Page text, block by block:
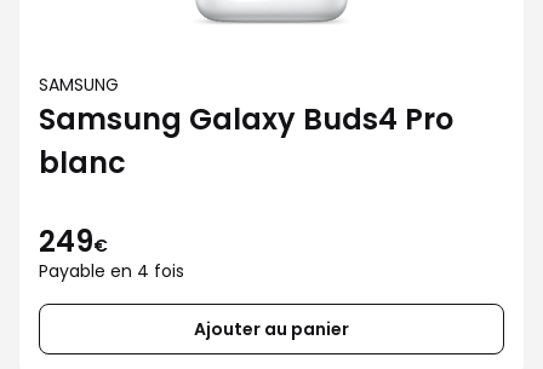
SAMSUNG
Samsung Galaxy Buds4 Pro
blanc
249€
Payable en 4 fois
Ajouter au panier